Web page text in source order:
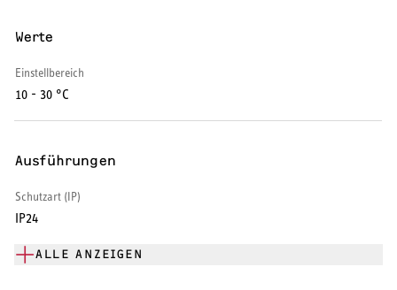
Kochendwassergeräte
LÜFTEN
Werte
Einstellbereich
10 - 30 °C
Ausführungen
Schutzart (IP)
IP24
ALLE ANZEIGEN